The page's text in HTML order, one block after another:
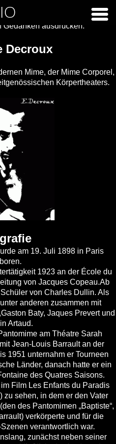
ausdrücken.“
Decroux
Mime, der Mime Corporel,
Körpertheaters.
am 19. Juli 1898 in Paris
1923 an der École du
von Jacques Copeau.Ab
von Charles Dullin. Als
anderen zusammen mit
Baty, Jaques Prevert und
Artaud.
am Théatre Sarah
Jean-Louis Barrault an der
1951 unternahm er Tourneen
Länder, danach hatte er ein
des Quatres Saisons.
Film Les Enfants du Paradis
zu sehen, in dem er den Vater
desPantomimen „Baptiste“,
verkörperte und für die
verantwortlich war.
zunächst neben seiner